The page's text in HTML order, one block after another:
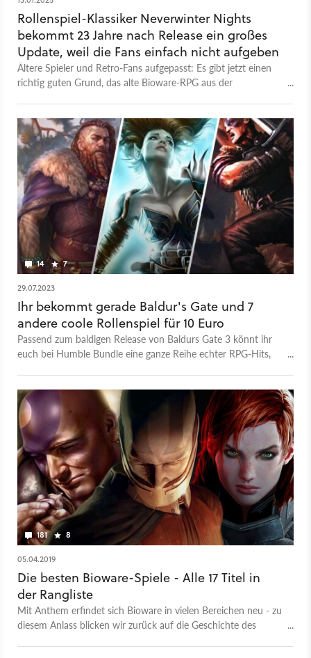
Rollenspiel-Klassiker Neverwinter Nights
bekommt 23 Jahre nach Release ein großes
Update, weil die Fans einfach nicht aufgeben
Ältere Spieler und Retro-Fans aufgepasst: Es gibt jetzt einen
richtig guten Grund, das alte Bioware-RPG aus der
14 7
29.07.2023
Ihr bekommt gerade Baldur's Gate und 7
andere coole Rollenspiel für 10 Euro
Passend zum baldigen Release von Baldurs Gate 3 könnt ihr
euch bei Humble Bundle eine ganze Reihe echter RPG-Hits,
181 8
05.04.2019
Die besten Bioware-Spiele - Alle 17 Titel in
der Rangliste
Mit Anthem erfindet sich Bioware in vielen Bereichen neu - zu
diesem Anlass blicken wir zurück auf die Geschichte des